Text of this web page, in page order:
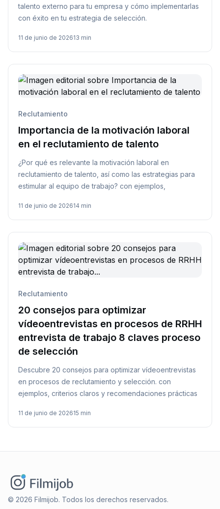
talento externo para tu empresa y cómo implementarlas
con éxito en tu estrategia de selección.
11 de junio de 202613 min
Reclutamiento
Importancia de la motivación laboral
en el reclutamiento de talento
¿Por qué es relevante la motivación laboral en
reclutamiento de talento, así como las estrategias para
estimular al equipo de trabajo? con ejemplos,
11 de junio de 202614 min
Reclutamiento
20 consejos para optimizar
vídeoentrevistas en procesos de RRHH
entrevista de trabajo 8 claves proceso
de selección
Descubre 20 consejos para optimizar vídeoentrevistas
en procesos de reclutamiento y selección. con
ejemplos, criterios claros y recomendaciones prácticas
11 de junio de 202615 min
© 2026 Filmijob. Todos los derechos reservados.